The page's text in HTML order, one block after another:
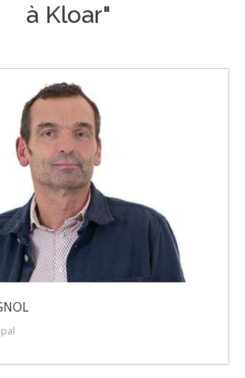
à Kloar"